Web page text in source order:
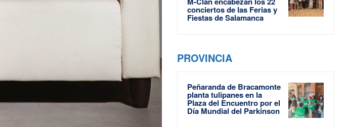
conciertos de las Ferias y
Fiestas de Salamanca
PROVINCIA
Peñaranda de Bracamonte
planta tulipanes en la
Plaza del Encuentro por el
Día Mundial del Parkinson